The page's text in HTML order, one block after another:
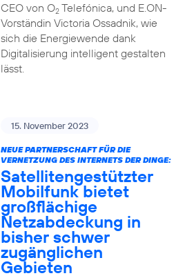
CEO von O2Telefónica, und E.ON-
Vorständin Victoria Ossadnik, wie
sich die Energiewende dank
Digitalisierung intelligent gestalten
lässt.
15. November 2023
NEUE PARTNERSCHAFT FÜR DIE
VERNETZUNG DES INTERNETS DER DINGE:
Satellitengestützter
Mobilfunk bietet
großflächige
Netzabdeckung in
bisher schwer
zugänglichen
Gebieten